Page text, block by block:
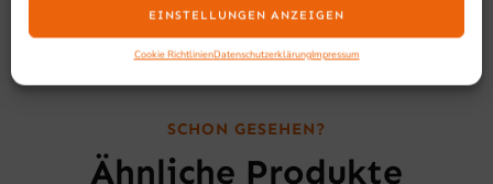
EINSTELLUNGEN ANZEIGEN
Cookie RichtlinienDatenschutzerklärungImpressum
SCHON GESEHEN?
Ähnliche Produkte